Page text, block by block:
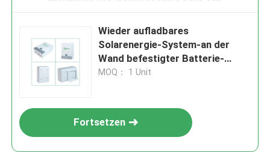
Wieder aufladbares
Solarenergie-System-an der
Wand befestigter Batterie-
Zyklus MSDS
MOQ： 1 Unit
Fortsetzen